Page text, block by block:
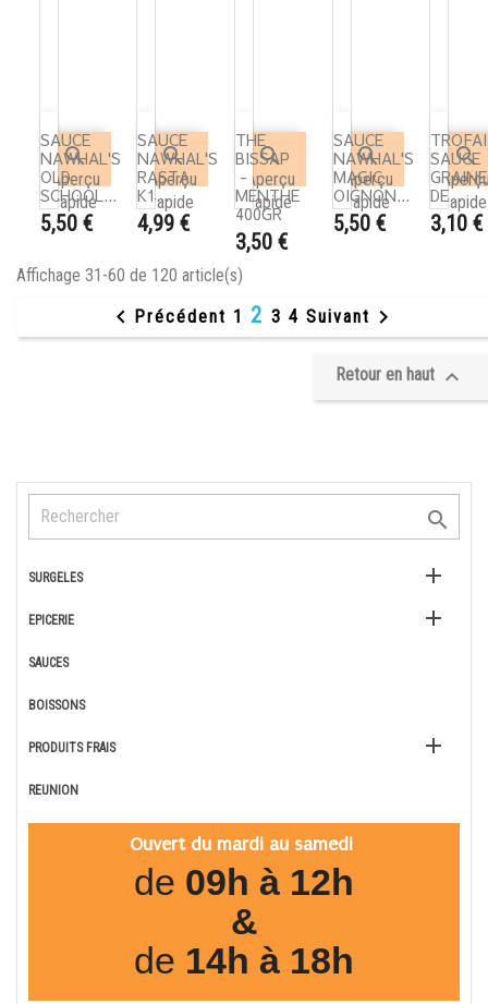

SURGELES 
EPICERIE 
SAUCES
BOISSONS
PRODUITS FRAIS 
REUNION
Ouvert du mardi au samedi
de 09h à 12h
&
de 14h à 18h
SAUCE
NAWHAL'S
OLD
SCHOOL...
Prix
5,50 €

Aperçu
rapide
SAUCE
NAWHAL'S
RASTA
K1...
Prix
4,99 €

Aperçu
rapide
THE
BISSAP
-
MENTHE
400GR
Prix
3,50 €

Aperçu
rapide
SAUCE
NAWHAL'S
MAGIC
OIGNON...
Prix
5,50 €

Aperçu
rapide
TROFAI
SAUCE
GRAINE
DE...
Prix
3,10 €

rapide
Affichage 31-60 de 120 article(s)
 Précédent 1 2 3 4 Suivant 
Retour en haut 